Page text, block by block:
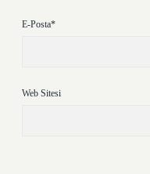
E-Posta*
Web Sitesi